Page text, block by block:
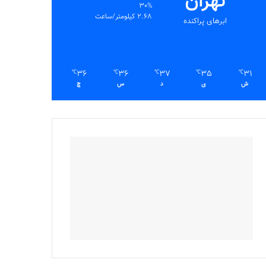
ابرهای پراکنده
30%
2.68 کیلومتر/ساعت
31
℃
ش
35
℃
ی
37
℃
د
36
℃
س
36
℃
چ